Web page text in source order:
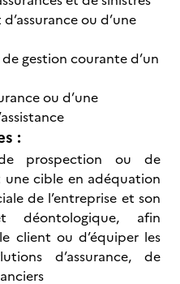
ou d’une
gestion courante d’un
ou d’une
:
prospection ou de
cible en adéquation
de l’entreprise et son
déontologique, afin
client ou d’équiper les
d’assurance, de